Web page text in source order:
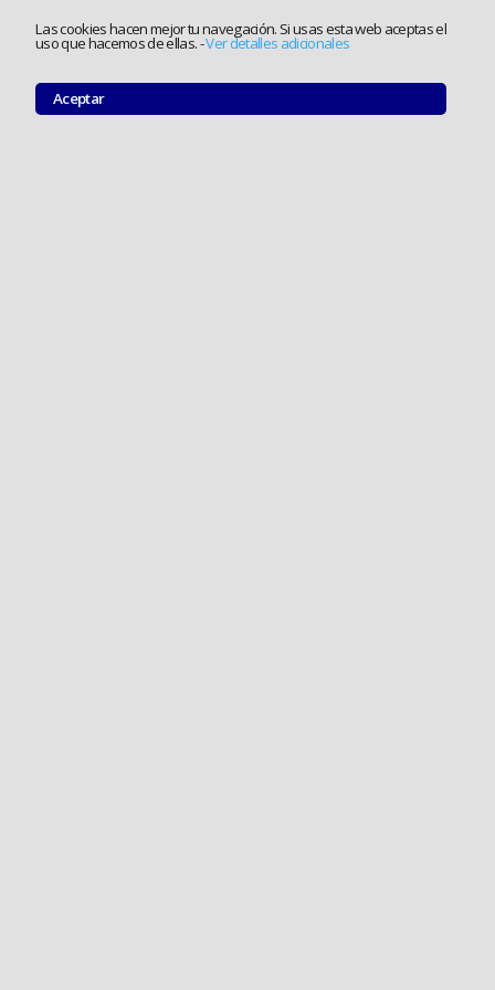
Las cookies hacen mejor tu navegación. Si usas esta web aceptas el
uso que hacemos de ellas.-Ver detalles adicionales
Aceptar